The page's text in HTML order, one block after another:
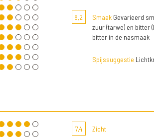
8,2 SmaakGevarieerd
zuur (tarwe) en bitter
bitter in de nasmaak
Spijssuggestie
7,4 Zicht